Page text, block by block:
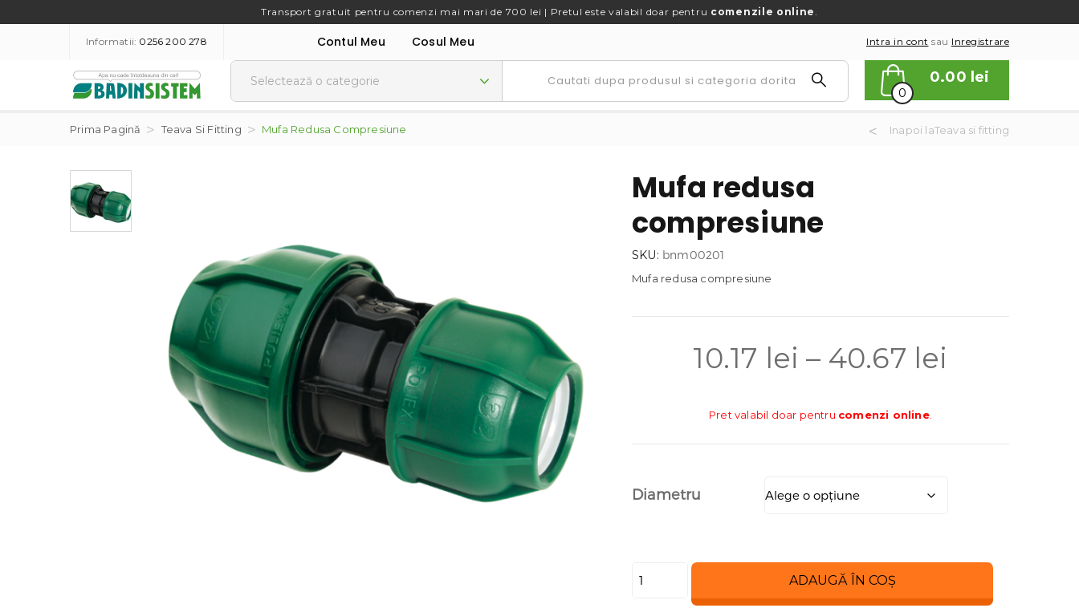
Transport gratuit pentru comenzi mai mari de 700 lei | Pretul este valabil doar pentru comenzile online.
Informatii: 0256 200 278 Contul Meu Cosul Meu Intra in cont sau Inregistrare
0
0.00 lei
Prima Pagină Teava Si Fitting Mufa Redusa Compresiune Inapoi laTeava si fitting
Mufa redusa
compresiune
SKU: bnm00201
Mufa redusa compresiune
10.17 lei – 40.67 lei
până
Pret valabil doar pentru comenzi online.
Diametru
Cantitate
ADAUGĂ ÎN COȘ